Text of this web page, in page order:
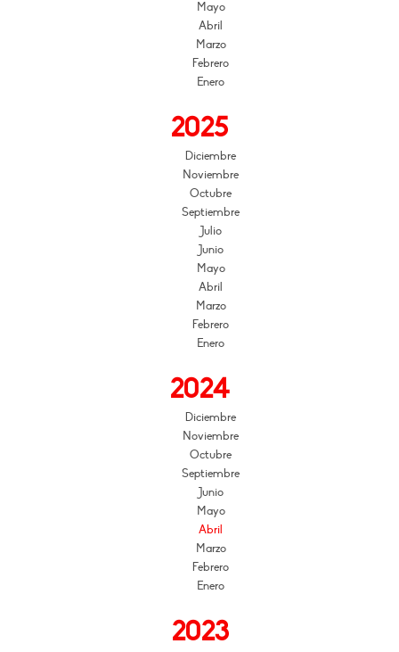
Mayo
Abril
Marzo
Febrero
Enero
2025
Diciembre
Noviembre
Octubre
Septiembre
Julio
Junio
Mayo
Abril
Marzo
Febrero
Enero
2024
Diciembre
Noviembre
Octubre
Septiembre
Junio
Mayo
Abril
Marzo
Febrero
Enero
2023